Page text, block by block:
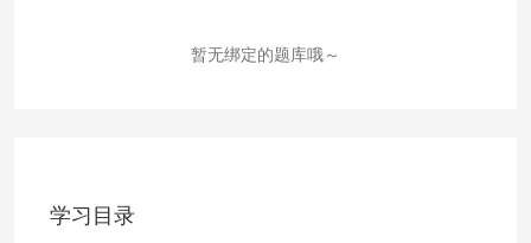
暂无绑定的题库哦～
学习目录